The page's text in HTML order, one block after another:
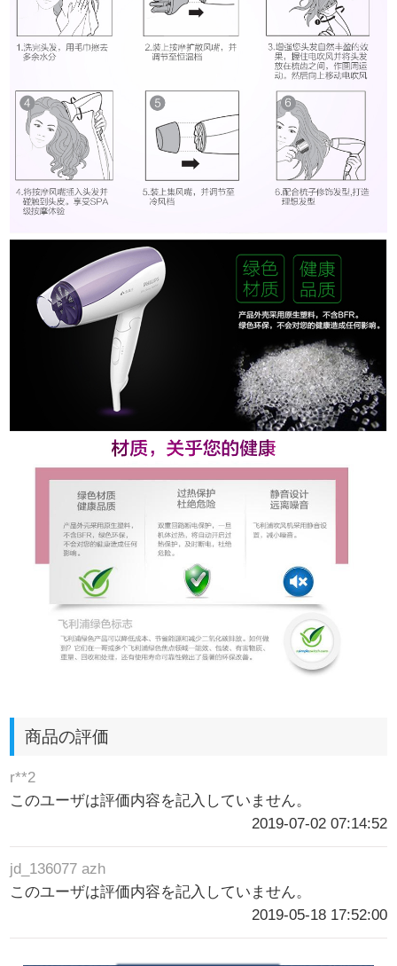
商品の評価
r**2
このユーザは評価内容を記入していません。
2019-07-02 07:14:52
jd_136077 azh
このユーザは評価内容を記入していません。
2019-05-18 17:52:00